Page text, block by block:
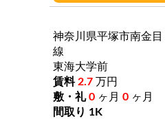
神奈川県平塚市南金目
線
東海大学前
2.7 万円
0 ヶ月 0 ヶ月
1K